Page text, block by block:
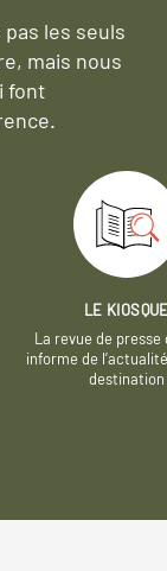
les seuls
mais nous
font
LE
La revue de presse
informe de
destination